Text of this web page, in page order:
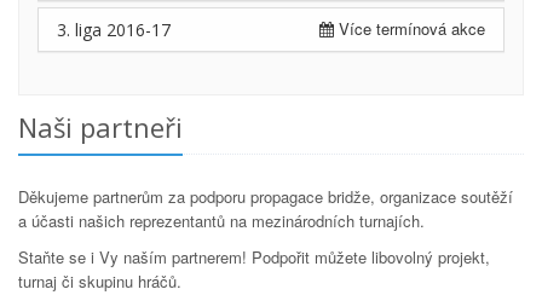
Více termínová akce
3. liga 2016-17
Naši partneři
Děkujeme partnerům za podporu propagace bridže, organizace soutěží
a účasti našich reprezentantů na mezinárodních turnajích.
Staňte se i Vy naším partnerem! Podpořit můžete libovolný projekt,
turnaj či skupinu hráčů.